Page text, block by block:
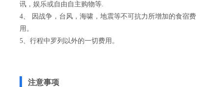
讯，娱乐或自由自主购物等.
4、 因战争，台风，海啸，地震等不可抗力所增加的食宿费
用。
5、行程中罗列以外的一切费用。
注意事项